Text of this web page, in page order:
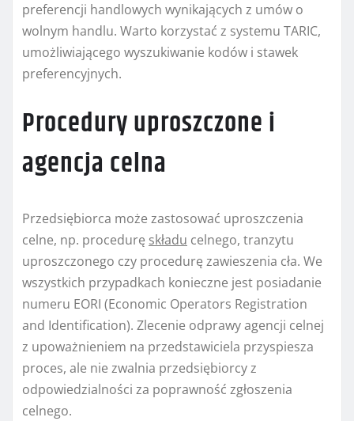
preferencji handlowych wynikających z umów o
wolnym handlu. Warto korzystać z systemu TARIC,
umożliwiającego wyszukiwanie kodów i stawek
preferencyjnych.
Procedury uproszczone i
agencja celna
Przedsiębiorca może zastosować uproszczenia
celne, np. procedurę składu celnego, tranzytu
uproszczonego czy procedurę zawieszenia cła. We
wszystkich przypadkach konieczne jest posiadanie
numeru EORI (Economic Operators Registration
and Identification). Zlecenie odprawy agencji celnej
z upoważnieniem na przedstawiciela przyspiesza
proces, ale nie zwalnia przedsiębiorcy z
odpowiedzialności za poprawność zgłoszenia
celnego.